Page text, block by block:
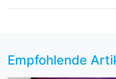
Empfohlende